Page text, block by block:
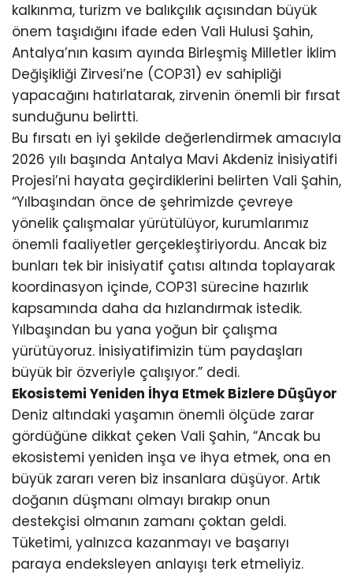
kalkınma, turizm ve balıkçılık açısından büyük
önem taşıdığını ifade eden Vali Hulusi Şahin,
Antalya’nın kasım ayında Birleşmiş Milletler İklim
Değişikliği Zirvesi’ne (COP31) ev sahipliği
yapacağını hatırlatarak, zirvenin önemli bir fırsat
sunduğunu belirtti.
Bu fırsatı en iyi şekilde değerlendirmek amacıyla
2026 yılı başında Antalya Mavi Akdeniz İnisiyatifi
Projesi’ni hayata geçirdiklerini belirten Vali Şahin,
“Yılbaşından önce de şehrimizde çevreye
yönelik çalışmalar yürütülüyor, kurumlarımız
önemli faaliyetler gerçekleştiriyordu. Ancak biz
bunları tek bir inisiyatif çatısı altında toplayarak
koordinasyon içinde, COP31 sürecine hazırlık
kapsamında daha da hızlandırmak istedik.
Yılbaşından bu yana yoğun bir çalışma
yürütüyoruz. İnisiyatifimizin tüm paydaşları
büyük bir özveriyle çalışıyor.” dedi.
Ekosistemi Yeniden İhya Etmek Bizlere Düşüyor
Deniz altındaki yaşamın önemli ölçüde zarar
gördüğüne dikkat çeken Vali Şahin, “Ancak bu
ekosistemi yeniden inşa ve ihya etmek, ona en
büyük zararı veren biz insanlara düşüyor. Artık
doğanın düşmanı olmayı bırakıp onun
destekçisi olmanın zamanı çoktan geldi.
Tüketimi, yalnızca kazanmayı ve başarıyı
paraya endeksleyen anlayışı terk etmeliyiz.